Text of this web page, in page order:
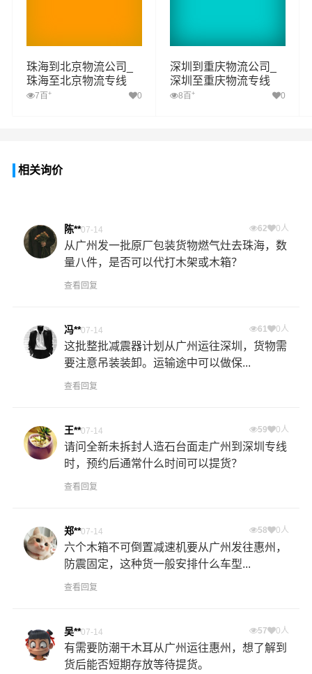
珠海到北京物流公司_
珠海至北京物流专线
7百 + 0
深圳到重庆物流公司_
深圳至重庆物流专线
8百 + 0
相关询价
陈**07-14 62 0人
从广州发一批原厂包装货物燃气灶去珠海，数
量八件，是否可以代打木架或木箱？
查看回复
冯**07-14 61 0人
这批整批减震器计划从广州运往深圳，货物需
要注意吊装装卸。运输途中可以做保...
查看回复
王**07-14 59 0人
请问全新未拆封人造石台面走广州到深圳专线
时，预约后通常什么时间可以提货？
查看回复
郑**07-14 58 0人
六个木箱不可倒置减速机要从广州发往惠州，
防震固定，这种货一般安排什么车型...
查看回复
吴**07-14 57 0人
有需要防潮干木耳从广州运往惠州，想了解到
货后能否短期存放等待提货。